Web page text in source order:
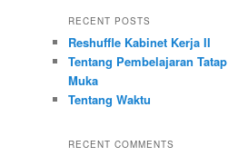
RECENT POSTS
Reshuffle Kabinet Kerja II
Tentang Pembelajaran Tatap
Muka
Tentang Waktu
RECENT COMMENTS